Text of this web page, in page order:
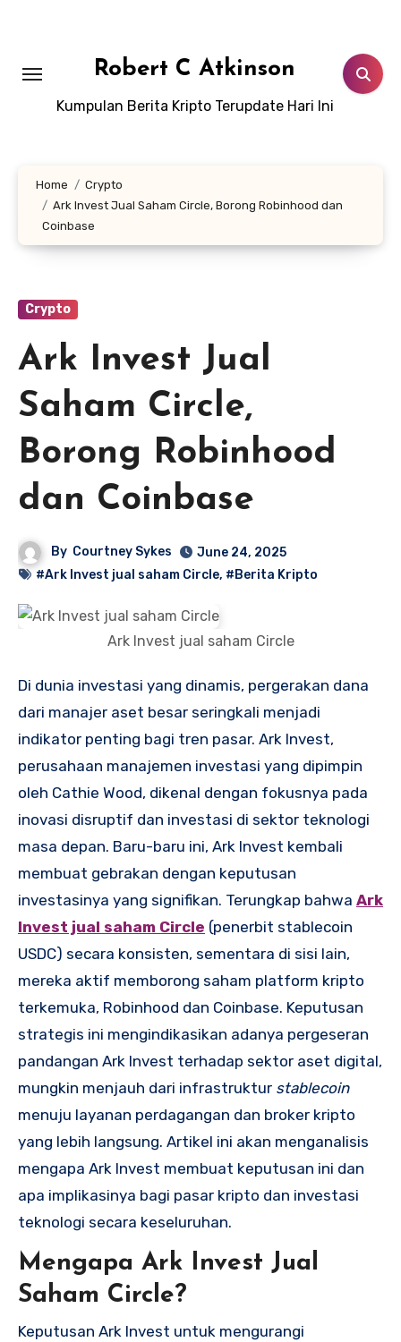
Robert C Atkinson
Kumpulan Berita Kripto Terupdate Hari Ini
Home
Crypto
Ark Invest Jual Saham Circle, Borong Robinhood dan
Coinbase
Crypto
Ark Invest Jual
Saham Circle,
Borong Robinhood
dan Coinbase
By Courtney Sykes
June 24, 2025
#Ark Invest jual saham Circle, #Berita Kripto
Ark Invest jual saham Circle
Di dunia investasi yang dinamis, pergerakan dana
dari manajer aset besar seringkali menjadi
indikator penting bagi tren pasar. Ark Invest,
perusahaan manajemen investasi yang dipimpin
oleh Cathie Wood, dikenal dengan fokusnya pada
inovasi disruptif dan investasi di sektor teknologi
masa depan. Baru-baru ini, Ark Invest kembali
membuat gebrakan dengan keputusan
investasinya yang signifikan. Terungkap bahwa Ark
Invest jual saham Circle (penerbit stablecoin
USDC) secara konsisten, sementara di sisi lain,
mereka aktif memborong saham platform kripto
terkemuka, Robinhood dan Coinbase. Keputusan
strategis ini mengindikasikan adanya pergeseran
pandangan Ark Invest terhadap sektor aset digital,
mungkin menjauh dari infrastruktur stablecoin
menuju layanan perdagangan dan broker kripto
yang lebih langsung. Artikel ini akan menganalisis
mengapa Ark Invest membuat keputusan ini dan
apa implikasinya bagi pasar kripto dan investasi
teknologi secara keseluruhan.
Mengapa Ark Invest Jual
Saham Circle?
Keputusan Ark Invest untuk mengurangi